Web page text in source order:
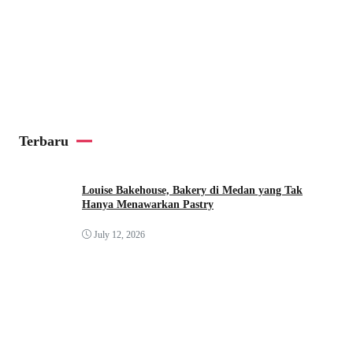
Terbaru
Louise Bakehouse, Bakery di Medan yang Tak
Hanya Menawarkan Pastry
July 12, 2026